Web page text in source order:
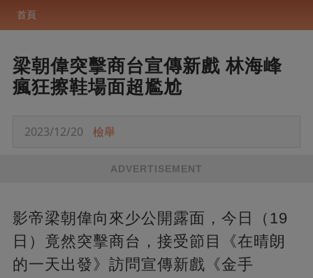
首頁
梁朝偉突擊商台宣傳新戲 林海峰
瘋狂擦鞋場面超尷尬
2023/12/20 檢舉
ADVERTISEMENT
影帝梁朝偉向來少公開露面，今日（19
日）竟然突擊商台，接受節目《在晴朗
的一天出發》訪問宣傳新戲《金手